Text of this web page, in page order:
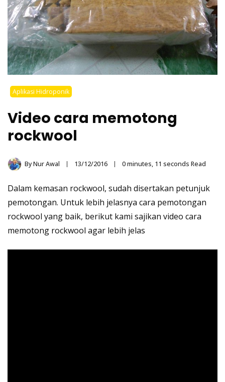
Aplikasi Hidroponik
Video cara memotong
rockwool
ByNur Awal 13/12/2016 0 minutes, 11 seconds Read
Dalam kemasan rockwool, sudah disertakan petunjuk
pemotongan. Untuk lebih jelasnya cara pemotongan
rockwool yang baik, berikut kami sajikan video cara
memotong rockwool agar lebih jelas